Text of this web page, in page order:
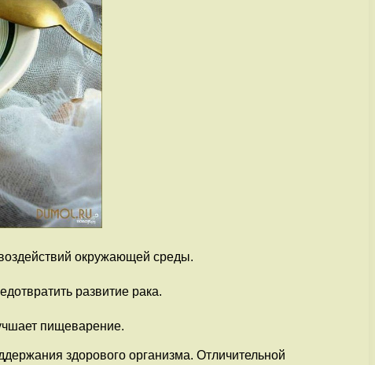
окружающей среды.
развитие рака.
пищеварение.
здорового организма. Отличительной